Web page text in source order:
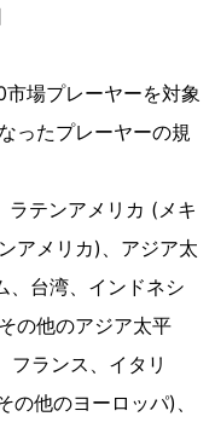
場プレーヤーを対象
ったプレーヤーの規
テンアメリカ (メキ
アメリカ)、アジア太
、台湾、インドネシ
の他のアジア太平
フランス、イタリ
の他のヨーロッパ)、